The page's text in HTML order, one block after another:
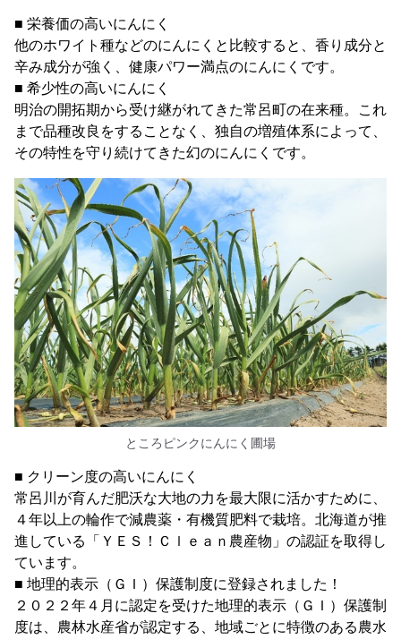
■ 栄養価の高いにんにく
他のホワイト種などのにんにくと比較すると、香り成分と
辛み成分が強く、健康パワー満点のにんにくです。
■ 希少性の高いにんにく
明治の開拓期から受け継がれてきた常呂町の在来種。これ
まで品種改良をすることなく、独自の増殖体系によって、
その特性を守り続けてきた幻のにんにくです。
ところピンクにんにく圃場
■ クリーン度の高いにんにく
常呂川が育んだ肥沃な大地の力を最大限に活かすために、
４年以上の輪作で減農薬・有機質肥料で栽培。北海道が推
進している「ＹＥＳ！Ｃｌｅａｎ農産物」の認証を取得し
ています。
■ 地理的表示（ＧＩ）保護制度に登録されました！
２０２２年４月に認定を受けた地理的表示（ＧＩ）保護制
度は、農林水産省が認定する、地域ごとに特徴のある農水